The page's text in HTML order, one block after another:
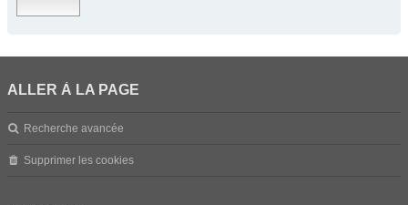
ALLER À LA PAGE
Recherche avancée
Supprimer les cookies